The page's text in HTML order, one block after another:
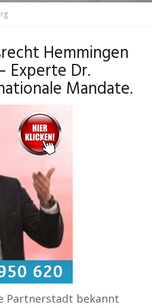
Hemmingen
Experte Dr.
Mandate.
Partnerstadt bekannt